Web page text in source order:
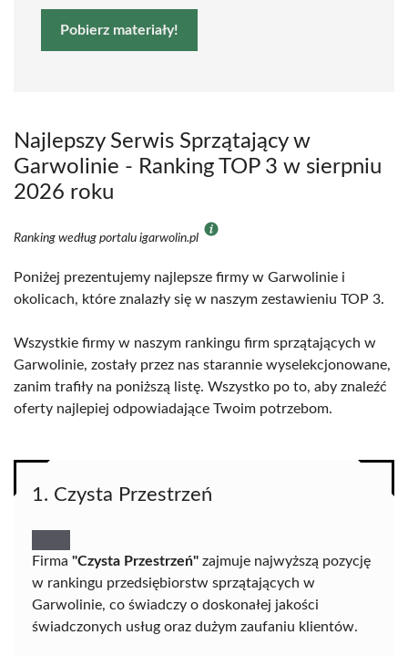
Pobierz materiały!
Najlepszy Serwis Sprzątający w
Garwolinie - Ranking TOP 3 w sierpniu
2026 roku
Ranking według portalu igarwolin.pl
Poniżej prezentujemy najlepsze firmy w Garwolinie i
okolicach, które znalazły się w naszym zestawieniu TOP 3.
Wszystkie firmy w naszym rankingu firm sprzątających w
Garwolinie, zostały przez nas starannie wyselekcjonowane,
zanim trafiły na poniższą listę. Wszystko po to, aby znaleźć
oferty najlepiej odpowiadające Twoim potrzebom.
1. Czysta Przestrzeń
Firma "Czysta Przestrzeń" zajmuje najwyższą pozycję
w rankingu przedsiębiorstw sprzątających w
Garwolinie, co świadczy o doskonałej jakości
świadczonych usług oraz dużym zaufaniu klientów.